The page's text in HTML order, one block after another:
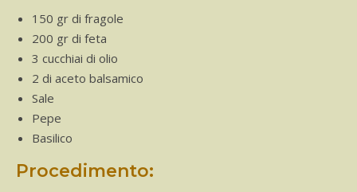
150 gr di fragole
200 gr di feta
3 cucchiai di olio
2 di aceto balsamico
Sale
Pepe
Basilico
Procedimento: